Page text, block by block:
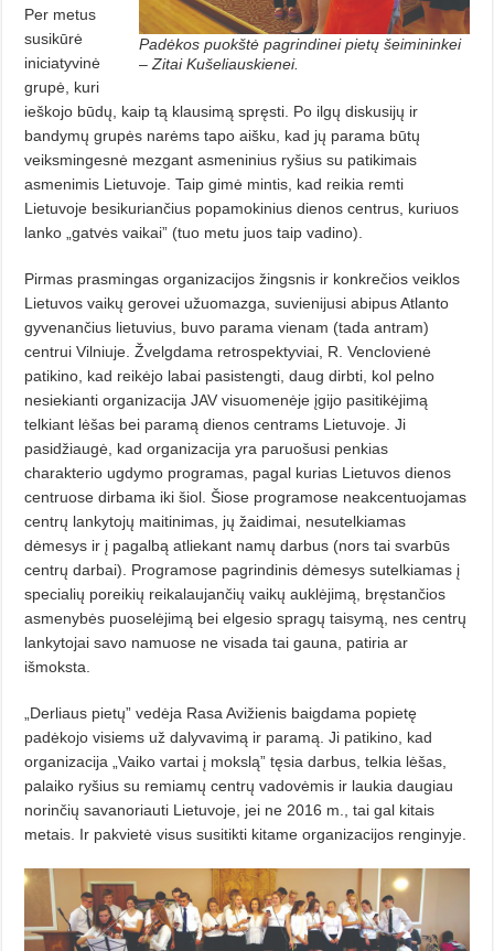
Padėkos puokštė pagrindinei pietų šeimininkei
– Zitai Kušeliauskienei.
Per metus
susikūrė
iniciatyvinė
grupė, kuri
ieškojo būdų, kaip tą klausimą spręsti. Po ilgų diskusijų ir
bandymų grupės narėms tapo aišku, kad jų parama būtų
veiksmingesnė mezgant asmeninius ryšius su patikimais
asmenimis Lietuvoje. Taip gimė mintis, kad reikia remti
Lietuvoje besikuriančius popamokinius dienos centrus, kuriuos
lanko „gatvės vaikai” (tuo metu juos taip vadino).
Pirmas prasmingas organizacijos žingsnis ir konkrečios veiklos
Lietuvos vaikų gerovei užuomazga, suvienijusi abipus Atlanto
gyvenančius lietuvius, buvo parama vienam (tada antram)
centrui Vilniuje. Žvelgdama retrospektyviai, R. Venclovienė
patikino, kad reikėjo labai pasistengti, daug dirbti, kol pelno
nesiekianti organizacija JAV visuomenėje įgijo pasitikėjimą
telkiant lėšas bei paramą dienos centrams Lietuvoje. Ji
pasidžiaugė, kad organizacija yra paruošusi penkias
charakterio ugdymo programas, pagal kurias Lietuvos dienos
centruose dirbama iki šiol. Šiose programose neakcentuojamas
centrų lankytojų maitinimas, jų žaidimai, nesutelkiamas
dėmesys ir į pagalbą atliekant namų darbus (nors tai svarbūs
centrų darbai). Programose pagrindinis dėmesys sutelkiamas į
specialių poreikių reikalaujančių vaikų auklėjimą, bręstančios
asmenybės puoselėjimą bei elgesio spragų taisymą, nes centrų
lankytojai savo namuose ne visada tai gauna, patiria ar
išmoksta.
„Derliaus pietų” vedėja Rasa Avižienis baigdama popietę
padėkojo visiems už dalyvavimą ir paramą. Ji patikino, kad
organizacija „Vaiko vartai į mokslą” tęsia darbus, telkia lėšas,
palaiko ryšius su remiamų centrų vadovėmis ir laukia daugiau
norinčių savanoriauti Lietuvoje, jei ne 2016 m., tai gal kitais
metais. Ir pakvietė visus susitikti kitame organizacijos renginyje.